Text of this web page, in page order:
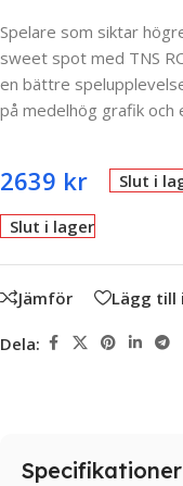
Spelare som siktar
sweet spot med TNS
en bättre
på medelhög grafik och
2639 kr Slut i
Slut i lager
Jämför Lägg till
Dela:
Specifikationer